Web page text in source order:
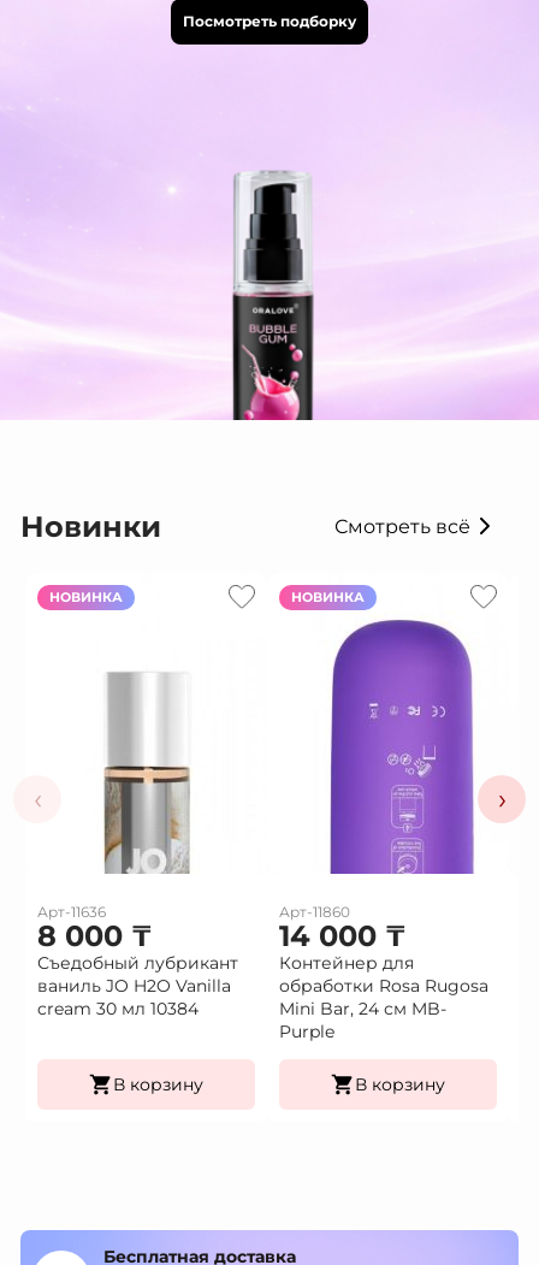
Посмотреть подборку
Новинки Смотреть всё
‹
НОВИНКА
Арт-11636
8 000 ₸
Съедобный лубрикант
ваниль JO H2O Vanilla
cream 30 мл 10384
В корзину
НОВИНКА
Арт-11860
14 000 ₸
Контейнер для
обработки Rosa Rugosa
Mini Bar, 24 см MB-
Purple
В корзину
›
Бесплатная доставка